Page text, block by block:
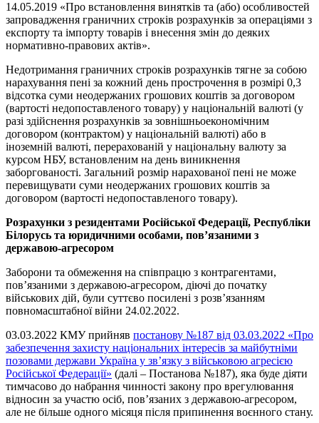
14.05.2019 «Про встановлення винятків та (або) особливостей
запровадження граничних строків розрахунків за операціями з
експорту та імпорту товарів і внесення змін до деяких
нормативно-правових актів».
Недотримання граничних строків розрахунків тягне за собою
нарахування пені за кожний день прострочення в розмірі 0,3
відсотка суми неодержаних грошових коштів за договором
(вартості недопоставленого товару) у національній валюті (у
разі здійснення розрахунків за зовнішньоекономічним
договором (контрактом) у національній валюті) або в
іноземній валюті, перерахованій у національну валюту за
курсом НБУ, встановленим на день виникнення
заборгованості. Загальний розмір нарахованої пені не може
перевищувати суми неодержаних грошових коштів за
договором (вартості недопоставленого товару).
Розрахунки з резидентами Російської Федерації, Республіки
Білорусь та юридичними особами, пов’язаними з
державою-агресором
Заборони та обмеження на співпрацю з контрагентами,
пов’язаними з державою-агресором, діючі до початку
військових дій, були суттєво посилені з розв’язанням
повномасштабної війни 24.02.2022.
03.03.2022 КМУ прийняв постанову №187 від 03.03.2022 «Про
забезпечення захисту національних інтересів за майбутніми
позовами держави Україна у зв’язку з військовою агресією
Російської Федерації» (далі – Постанова №187), яка буде діяти
тимчасово до набрання чинності закону про врегулювання
відносин за участю осіб, пов’язаних з державою-агресором,
але не більше одного місяця після припинення воєнного стану.